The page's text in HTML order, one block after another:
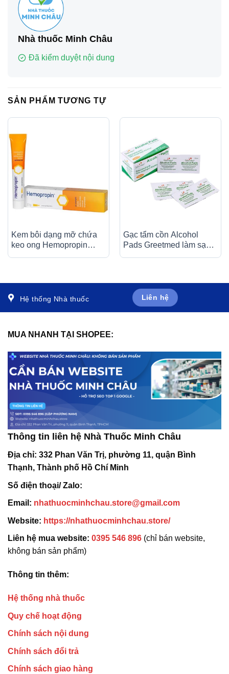
Nhà thuốc Minh Châu
Đã kiểm duyệt nội dung
SẢN PHẨM TƯƠNG TỰ
Kem bôi dạng mỡ chứa
keo ong Hemopropin
Gạc tẩm cồn Alcohol
Pads Greetmed làm sạch
Hệ thống Nhà thuốc Liên hệ
MUA NHANH TẠI SHOPEE:
Thông tin liên hệ Nhà Thuốc Minh Châu
Địa chỉ: 332 Phan Văn Trị, phường 11, quận Bình
Thạnh, Thành phố Hồ Chí Minh
Số điện thoại/ Zalo:
Email: nhathuocminhchau.store@gmail.com
Website: https://nhathuocminhchau.store/
Liên hệ mua website: 0395 546 896 (chỉ bán website,
không bán sản phẩm)
Thông tin thêm:
Hệ thống nhà thuốc
Quy chế hoạt động
Chính sách nội dung
Chính sách đổi trả
Chính sách giao hàng